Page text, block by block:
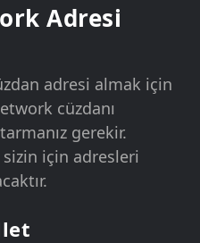
Adresi
adresi almak için
cüzdanı
gerekir.
için adresleri